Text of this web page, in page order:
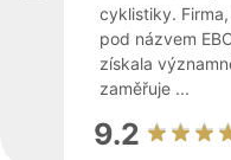
cyklistiky.
pod názvem
získala
zaměřuje ...
9.2